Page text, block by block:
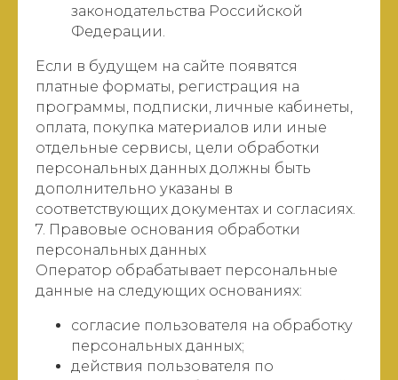
законодательства Российской
Федерации.
Если в будущем на сайте появятся
платные форматы, регистрация на
программы, подписки, личные кабинеты,
оплата, покупка материалов или иные
отдельные сервисы, цели обработки
персональных данных должны быть
дополнительно указаны в
соответствующих документах и согласиях.
7. Правовые основания обработки
персональных данных
Оператор обрабатывает персональные
данные на следующих основаниях:
согласие пользователя на обработку
персональных данных;
действия пользователя по